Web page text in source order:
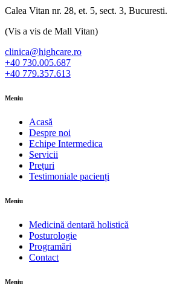
Calea Vitan nr. 28, et. 5, sect. 3, Bucuresti.
(Vis a vis de Mall Vitan)
clinica@highcare.ro
+40 730.005.687
+40 779.357.613
Meniu
Acasă
Despre noi
Echipe Intermedica
Servicii
Prețuri
Testimoniale pacienți
Meniu
Medicină dentară holistică
Posturologie
Programări
Contact
Meniu